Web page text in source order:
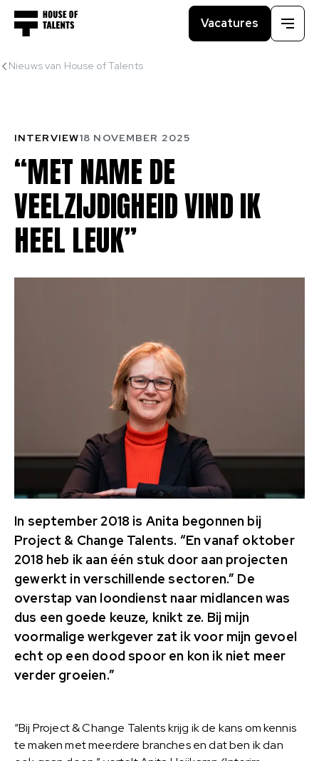
Vacatures
Menu
Nieuws van House of Talents
“MET NAME DE
VEELZIJDIGHEIDVINDIK
HEEL LEUK”
INTERVIEW18 NOVEMBER 2025
In september 2018 is Anita begonnen bij
Project & Change Talents. “En vanaf oktober
2018 heb ik aan één stuk door aan projecten
gewerkt in verschillende sectoren.” De
overstap van loondienst naar midlancen was
dus een goede keuze, knikt ze. Bij mijn
voormalige werkgever zat ik voor mijn gevoel
echt op een dood spoor en kon ik niet meer
verder groeien.”
“Bij Project & Change Talents krijg ik de kans om kennis
te maken met meerdere branches en dat ben ik dan